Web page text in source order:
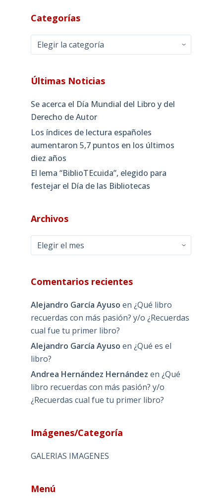
Categorías
Categorías
Últimas Noticias
Se acerca el Día Mundial del Libro y del
Derecho de Autor
Los índices de lectura españoles
aumentaron 5,7 puntos en los últimos
diez años
El lema “BiblioTEcuida”, elegido para
festejar el Día de las Bibliotecas
Archivos
Archivos
Comentarios recientes
Alejandro García Ayuso en ¿Qué libro
recuerdas con más pasión? y/o ¿Recuerdas
cual fue tu primer libro?
Alejandro García Ayuso en ¿Qué es el
libro?
Andrea Hernández Hernández en ¿Qué
libro recuerdas con más pasión? y/o
¿Recuerdas cual fue tu primer libro?
Imágenes/Categoría
GALERIAS IMAGENES
Menú